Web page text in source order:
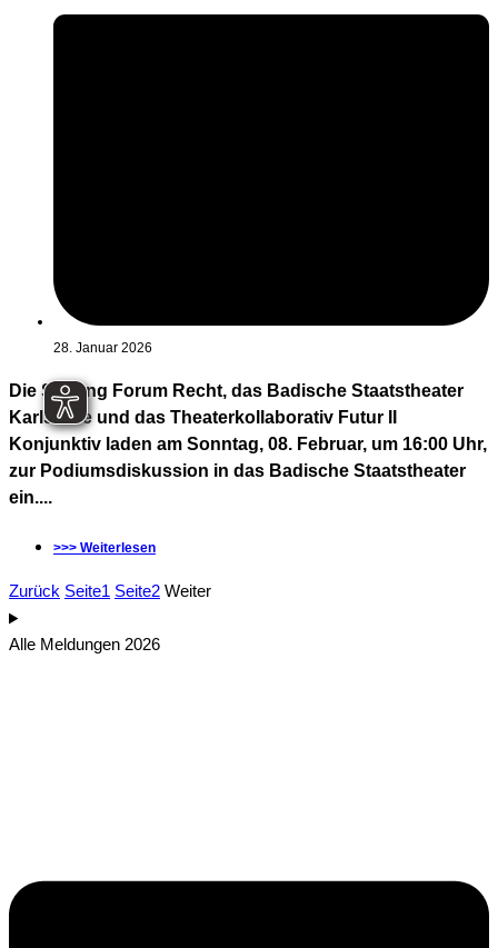
28. Januar 2026
Die Stiftung Forum Recht, das Badische Staatstheater
Karlsruhe und das Theaterkollaborativ Futur II
Konjunktiv laden am Sonntag, 08. Februar, um 16:00 Uhr,
zur Podiumsdiskussion in das Badische Staatstheater
ein....
>>> Weiterlesen
Zurück Seite1 Seite2 Weiter
Alle Meldungen 2026